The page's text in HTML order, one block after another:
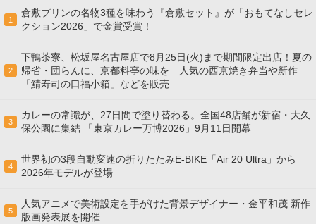
1
倉敷プリンの名物3種を味わう『倉敷セット』が「おもてなしセレ
クション2026」で金賞受賞！
2
下鴨茶寮、松坂屋名古屋店で8月25日(火)まで期間限定出店！夏の
帰省・団らんに、京都料亭の味を 人気の西京焼き弁当や新作
「鯖寿司の口福小箱」などを販売
3
カレーの常識が、27日間で塗り替わる。全国48店舗が新宿・大久
保公園に集結 「東京カレー万博2026」9月11日開幕
4
世界初の3段自動変速の折りたたみE-BIKE「Air 20 Ultra」から
2026年モデルが登場
5
人気アニメで美術設定を手がけた背景デザイナー・金平和茂 新作
版画発表展を開催